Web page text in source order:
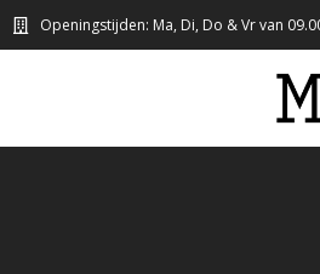
Openingstijden: Ma, Di, Do & Vr van